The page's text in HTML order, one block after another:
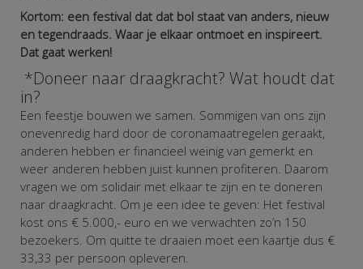
Kortom: een festival dat dat bol staat van anders, nieuw
en tegendraads. Waar je elkaar ontmoet en inspireert.
Dat gaat werken!
*Doneer naar draagkracht? Wat houdt dat
in?
Een feestje bouwen we samen. Sommigen van ons zijn
onevenredig hard door de coronamaatregelen geraakt,
anderen hebben er financieel weinig van gemerkt en
weer anderen hebben juist kunnen profiteren. Daarom
vragen we om solidair met elkaar te zijn en te doneren
naar draagkracht. Om je een idee te geven: Het festival
kost ons € 5.000,- euro en we verwachten zo’n 150
bezoekers. Om quitte te draaien moet een kaartje dus €
33,33 per persoon opleveren.